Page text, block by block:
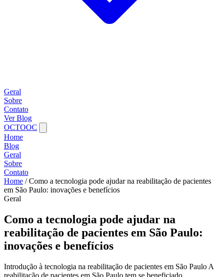
Geral
Sobre
Contato
Ver Blog
OCTOOC
Home
Blog
Geral
Sobre
Contato
Home / Como a tecnologia pode ajudar na reabilitação de pacientes
em São Paulo: inovações e benefícios
Geral
Como a tecnologia pode ajudar na
reabilitação de pacientes em São Paulo:
inovações e benefícios
Introdução à tecnologia na reabilitação de pacientes em São Paulo A
reabilitação de pacientes em São Paulo tem se beneficiado